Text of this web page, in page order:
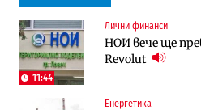
11:44
Лични финанси
НОИ вече ще
Revolut
Енергетика
Градоустройство
Столична
Компании
Компании
Vivacom
90% отстъпка
To:know